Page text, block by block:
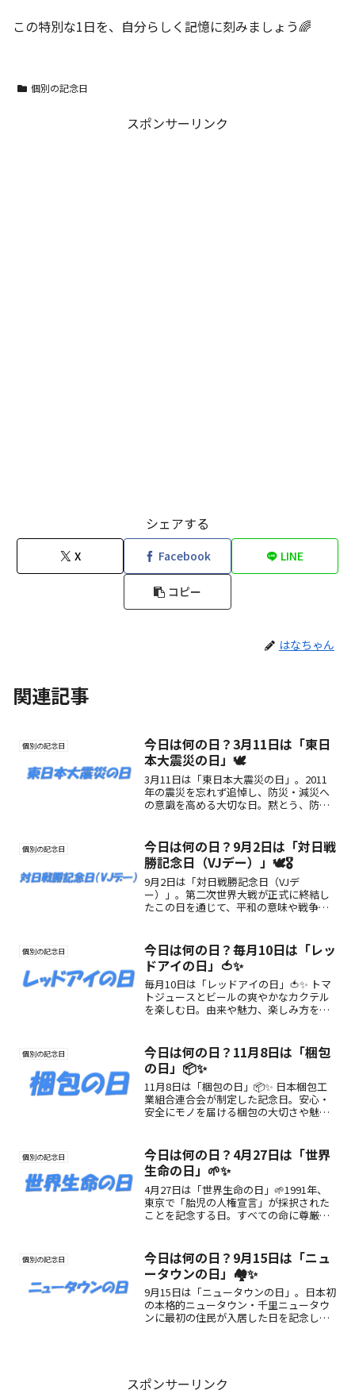
この特別な1日を、自分らしく記憶に刻みましょう🌈
個別の記念日
スポンサーリンク
シェアする
X Facebook LINE
コピー
はなちゃん
関連記事
個別の記念日
今日は何の日？3月11日は「東日
本大震災の日」🕊️
3月11日は「東日本大震災の日」。2011
年の震災を忘れず追悼し、防災・減災へ
の意識を高める大切な日。黙とう、防災
個別の記念日
今日は何の日？9月2日は「対日戦
勝記念日（VJデー）」🕊️🎖️
9月2日は「対日戦勝記念日（VJデ
ー）」。第二次世界大戦が正式に終結し
たこの日を通じて、平和の意味や戦争の
個別の記念日
今日は何の日？毎月10日は「レッ
ドアイの日」🍅✨
毎月10日は「レッドアイの日」🍅✨ トマ
トジュースとビールの爽やかなカクテル
を楽しむ日。由来や魅力、楽しみ方を紹
個別の記念日
今日は何の日？11月8日は「梱包
の日」📦✨
11月8日は「梱包の日」📦✨ 日本梱包工
業組合連合会が制定した記念日。安心・
安全にモノを届ける梱包の大切さや魅
個別の記念日
今日は何の日？4月27日は「世界
生命の日」🌱✨
4月27日は「世界生命の日」🌱1991年、
東京で「胎児の人権宣言」が採択された
ことを記念する日。すべての命に尊厳と
個別の記念日
今日は何の日？9月15日は「ニュ
ータウンの日」🏘️✨
9月15日は「ニュータウンの日」。日本初
の本格的ニュータウン・千里ニュータウ
ンに最初の住民が入居した日を記念し、
スポンサーリンク